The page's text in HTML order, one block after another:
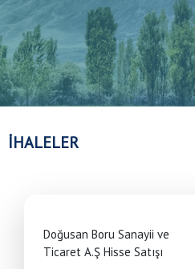
İHALELER
Doğusan Boru Sanayii ve
Ticaret A.Ş Hisse Satışı